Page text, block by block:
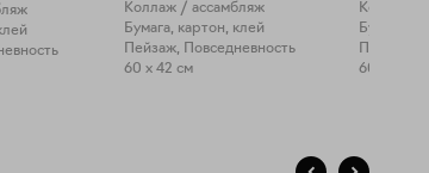
Коллаж / ассамбляж
Бумага, картон, клей
Пейзаж, Повседневность
60 x 42 см
Коллаж /
Бумага,
60 x 42 см